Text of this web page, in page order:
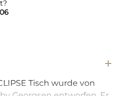
Tisch wurde von